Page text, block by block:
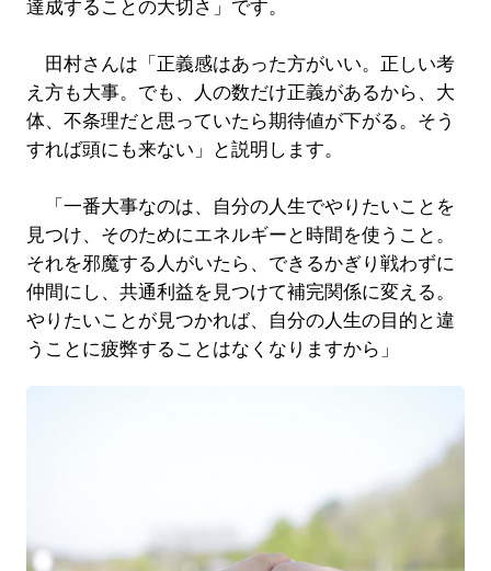
達成することの大切さ」です。
田村さんは「正義感はあった方がいい。正しい考
え方も大事。でも、人の数だけ正義があるから、大
体、不条理だと思っていたら期待値が下がる。そう
すれば頭にも来ない」と説明します。
「一番大事なのは、自分の人生でやりたいことを
見つけ、そのためにエネルギーと時間を使うこと。
それを邪魔する人がいたら、できるかぎり戦わずに
仲間にし、共通利益を見つけて補完関係に変える。
やりたいことが見つかれば、自分の人生の目的と違
うことに疲弊することはなくなりますから」